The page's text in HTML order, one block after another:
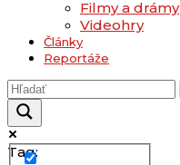
Filmy a drámy
Videohry
Články
Reportáže
Tag: